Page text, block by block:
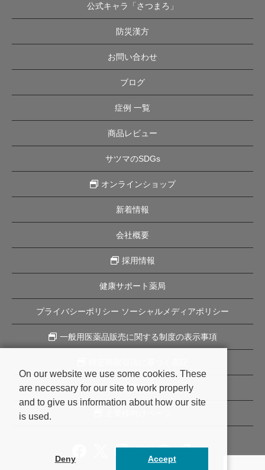
公式キャラ「さつまろ」
防災漢方
お問い合わせ
ブログ
症例 一覧
商品レビュー
サツマのSDGs
オンラインショップ
新着情報
会社概要
採用情報
健康サポート薬局
プライバシーポリシー ソーシャルメディアポリシー
一般用医薬品販売に関する制度の表示事項
企業理念
On our website we use some cookies. These
are necessary for our site to work properly
and to give us information about how our site
is used.
Deny Accept